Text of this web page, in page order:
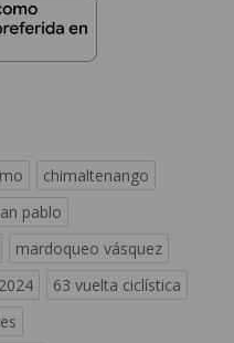
chimaltenango
pablo
mardoqueo vásquez
63 vuelta ciclística